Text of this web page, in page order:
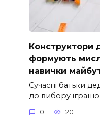
Конструктори
формують
навички
Сучасні батьки
до вибору
0 20